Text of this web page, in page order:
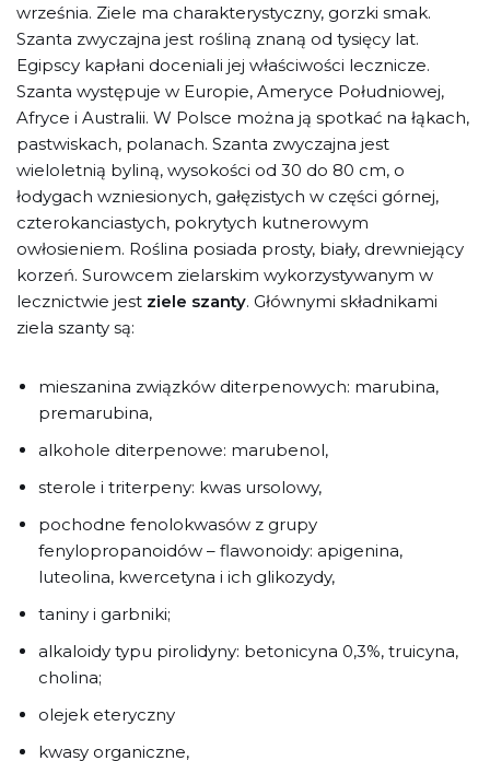
września. Ziele ma charakterystyczny, gorzki smak.
Szanta zwyczajna jest rośliną znaną od tysięcy lat.
Egipscy kapłani doceniali jej właściwości lecznicze.
Szanta występuje w Europie, Ameryce Południowej,
Afryce i Australii. W Polsce można ją spotkać na łąkach,
pastwiskach, polanach. Szanta zwyczajna jest
wieloletnią byliną, wysokości od 30 do 80 cm, o
łodygach wzniesionych, gałęzistych w części górnej,
czterokanciastych, pokrytych kutnerowym
owłosieniem. Roślina posiada prosty, biały, drewniejący
korzeń. Surowcem zielarskim wykorzystywanym w
lecznictwie jest ziele szanty. Głównymi składnikami
ziela szanty są:
mieszanina związków diterpenowych: marubina,
premarubina,
alkohole diterpenowe: marubenol,
sterole i triterpeny: kwas ursolowy,
pochodne fenolokwasów z grupy
fenylopropanoidów – flawonoidy: apigenina,
luteolina, kwercetyna i ich glikozydy,
taniny i garbniki;
alkaloidy typu pirolidyny: betonicyna 0,3%, truicyna,
cholina;
olejek eteryczny
kwasy organiczne,